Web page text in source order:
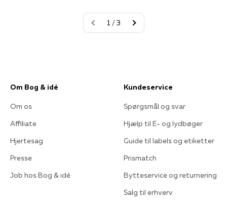
1 / 3
Om Bog & idé
Om os
Affiliate
Hjertesag
Presse
Job hos Bog & idé
Kundeservice
Spørgsmål og svar
Hjælp til E- og lydbøger
Guide til labels og etiketter
Prismatch
Bytteservice og returnering
Salg til erhverv